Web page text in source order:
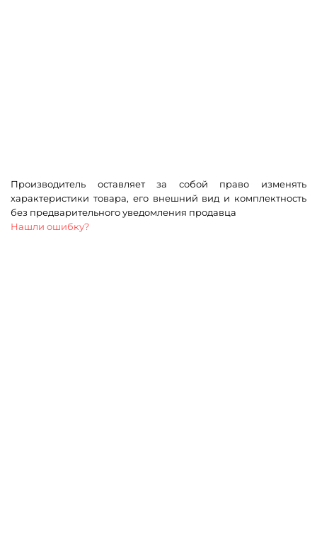
Производитель оставляет за собой право изменять
характеристики товара, его внешний вид и комплектность
без предварительного уведомления продавца
Нашли ошибку?